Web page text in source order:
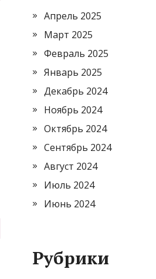
Апрель 2025
Март 2025
Февраль 2025
Январь 2025
Декабрь 2024
Ноябрь 2024
Октябрь 2024
Сентябрь 2024
Август 2024
Июль 2024
Июнь 2024
Рубрики